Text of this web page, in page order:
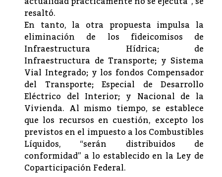
resaltó.
En tanto, la otra propuesta impulsa la
eliminación de los fideicomisos de
Infraestructura Hídrica; de
Infraestructura de Transporte; y Sistema
Vial Integrado; y los fondos Compensador
del Transporte; Especial de Desarrollo
Eléctrico del Interior; y Nacional de la
Vivienda. Al mismo tiempo, se establece
que los recursos en cuestión, excepto los
previstos en el impuesto a los Combustibles
Líquidos, “serán distribuidos de
conformidad” a lo establecido en la Ley de
Coparticipación Federal.